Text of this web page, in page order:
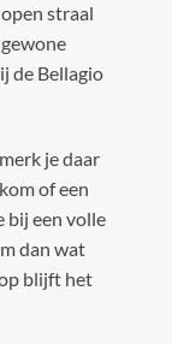
straal
de Bellagio
je daar
of een
bij een volle
dan wat
blijft het